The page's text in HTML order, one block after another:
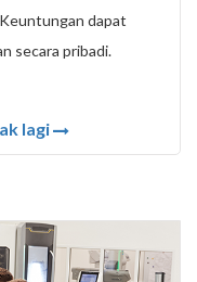
dapat
secara pribadi.
lagi